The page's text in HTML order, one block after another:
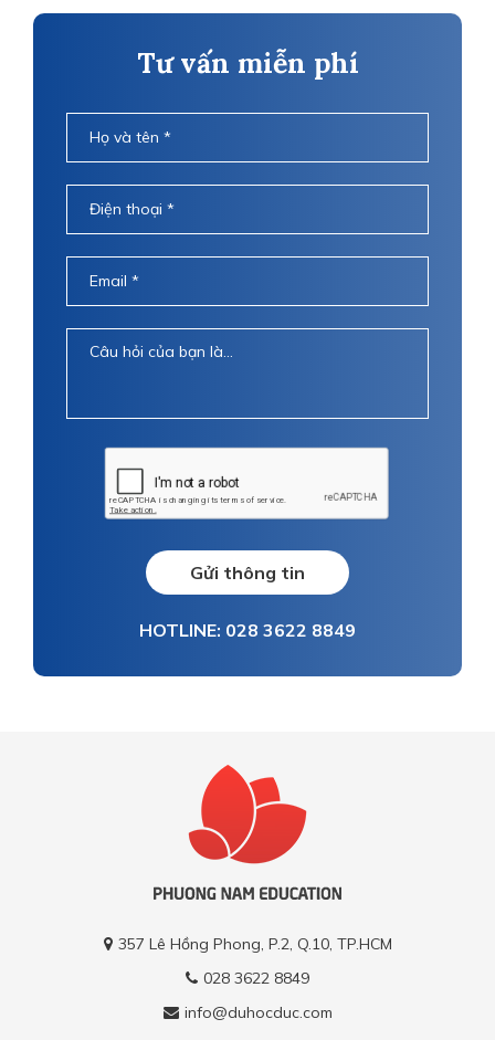
Tư vấn miễn phí
Gửi thông tin
HOTLINE: 028 3622 8849
357 Lê Hồng Phong, P.2, Q.10, TP.HCM
028 3622 8849
info@duhocduc.com